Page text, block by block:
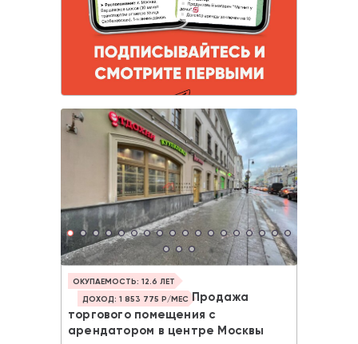
ОКУПАЕМОСТЬ: 12.6 ЛЕТ
ДОХОД: 1 853 775 Р/МЕС Продажа
торгового помещения с
арендатором в центре Москвы